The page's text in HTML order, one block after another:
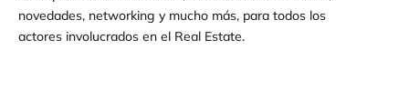
novedades, networking y mucho más, para todos los
actores involucrados en el Real Estate.